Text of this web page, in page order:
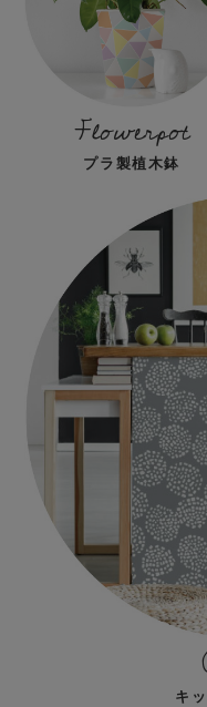
Flowerpot
プラ製植木鉢
キ